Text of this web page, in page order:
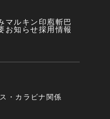
マルキン印 庖斬巴
お知らせ採用情報
・カラビナ関係